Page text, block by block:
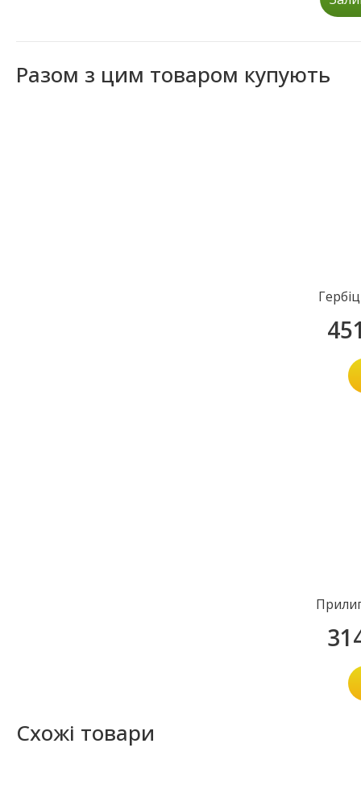
Разом з цим товаром купують
Схожі товари